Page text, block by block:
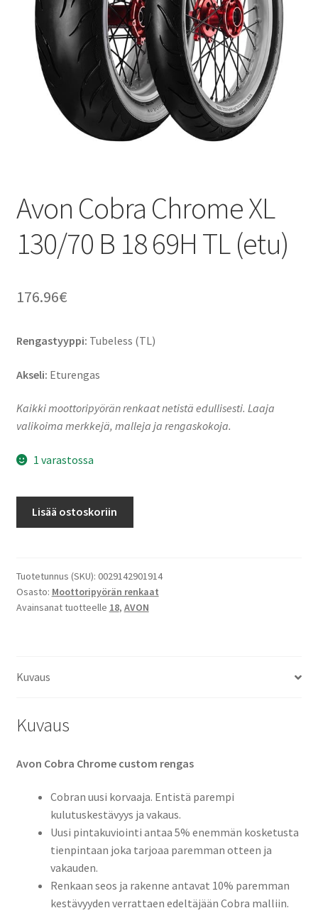
Avon Cobra Chrome XL
130/70 B 18 69H TL (etu)
176.96€
Rengastyyppi: Tubeless (TL)
Akseli: Eturengas
Kaikki moottoripyörän renkaat netistä edullisesti. Laaja
valikoima merkkejä, malleja ja rengaskokoja.
1 varastossa
130/70
B
18
määrä
Lisää ostoskoriin
Tuotetunnus (SKU): 0029142901914
Osasto: Moottoripyörän renkaat
Avainsanat tuotteelle 18, AVON
Kuvaus
Kuvaus
Avon Cobra Chrome custom rengas
Cobran uusi korvaaja. Entistä parempi
kulutuskestävyys ja vakaus.
Uusi pintakuviointi antaa 5% enemmän kosketusta
tienpintaan joka tarjoaa paremman otteen ja
vakauden.
Renkaan seos ja rakenne antavat 10% paremman
kestävyyden verrattaen edeltäjään Cobra malliin.